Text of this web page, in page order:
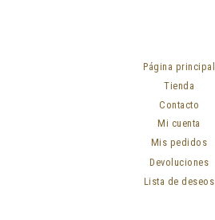
Página principal
Tienda
Contacto
Mi cuenta
Mis pedidos
Devoluciones
Lista de deseos